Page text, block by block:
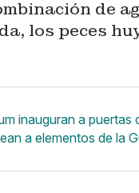
de
los peces
inauguran a puertas
a elementos de la